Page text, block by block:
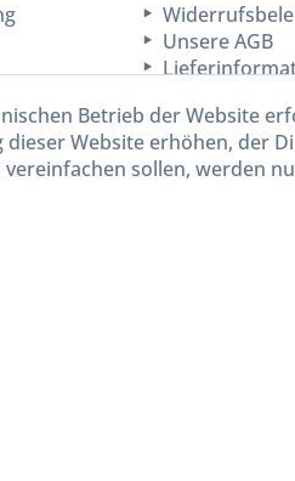
Unsere AGB
Betrieb der Website
Website erhöhen, der
sollen, werden